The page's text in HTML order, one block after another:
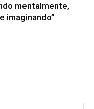
mentalmente,
imaginando”